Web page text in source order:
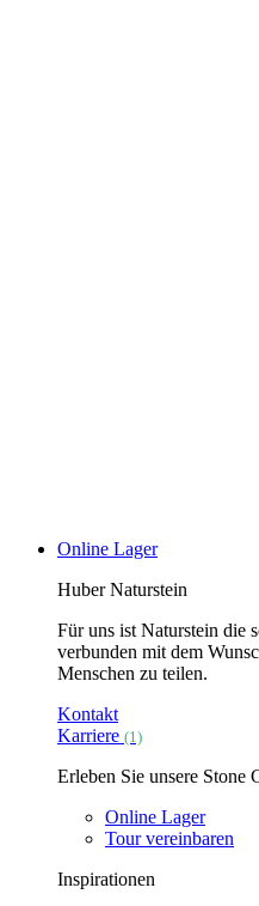
Online Lager
Huber Naturstein
Für uns ist Naturstein die
verbunden mit dem
Menschen zu teilen.
Kontakt
Karriere (1)
Erleben Sie unsere Stone
Online Lager
Tour vereinbaren
Inspirationen